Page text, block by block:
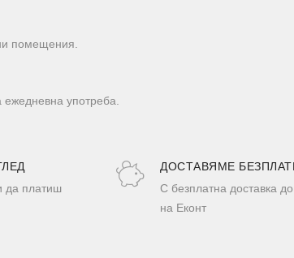
помещения.
ежедневна употреба.
да платиш
ДОСТАВЯМЕ
С безплатна доставка
на Еконт